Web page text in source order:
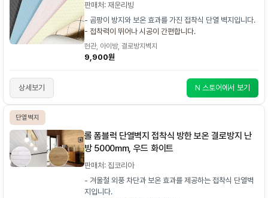
판매처: 재운리빙
- 곰팡이 방지와 보온 효과를 가진 접착식 단열 벽지입니다.
- 접착력이 뛰어나 시공이 간편합니다.
현관, 아이방, 결로방지벽지
9,900원
상세보기 N 스토어에서 보기
단열벽지
롤 폼블럭 단열벽지 접착식 방한 보온 결로방지 난
방 5000mm, 우드 화이트
판매처: 집코리아
- 겨울철 외풍 차단과 보온 효과를 제공하는 접착식 단열벽
지입니다.